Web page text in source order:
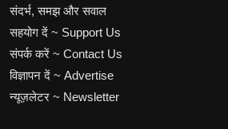
संदर्भ, समझ और सवाल
सहयोग दें ~ Support Us
संपर्क करें ~ Contact Us
विज्ञापन दें ~ Advertise
न्यूज़लेटर ~ Newsletter